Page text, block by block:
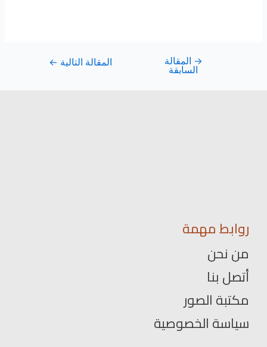
→ المقالة
السابقة
المقالة التالية ←
روابط مهمة
من نحن
أتصل بنا
مكتبة الصور
سياسة الخصوصية